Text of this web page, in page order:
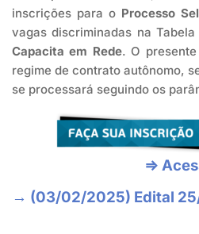
inscrições para o Processo
vagas discriminadas na
Capacita em Rede. O
regime de contrato autônomo,
se processará seguindo os
⇒
→ (03/02/2025) Edital